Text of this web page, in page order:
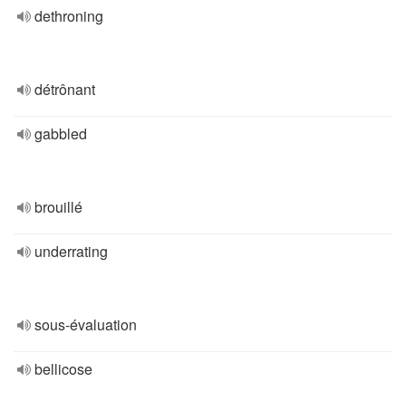
dethroning
détrônant
gabbled
brouillé
underrating
sous-évaluation
bellicose